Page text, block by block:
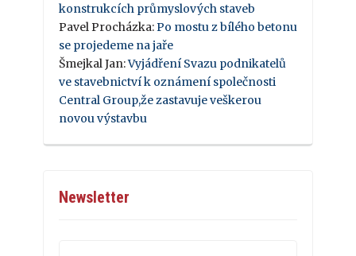
konstrukcích průmyslových staveb
Pavel Procházka: Po mostu z bílého betonu
se projedeme na jaře
Šmejkal Jan:Vyjádření Svazu podnikatelů
ve stavebnictví k oznámení společnosti
Central Group,že zastavuje veškerou
novou výstavbu
Newsletter